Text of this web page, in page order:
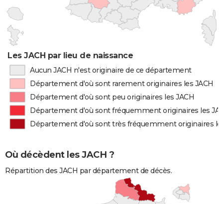
Les JACH par lieu de naissance
Aucun JACH n'est originaire de ce département
Département d'où sont rarement originaires les JACH
Département d'où sont peu originaires les JACH
Département d'où sont fréquemment originaires les
Département d'où sont très fréquemment originaires
Où décèdent les JACH ?
Répartition des JACH par département de décès.